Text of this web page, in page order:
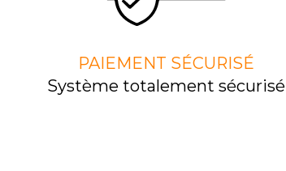
PAIEMENT SÉCURISÉ
Système totalement sécurisé